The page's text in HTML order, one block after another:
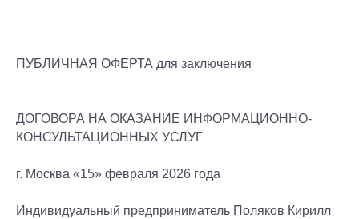
ПУБЛИЧНАЯ ОФЕРТА для заключения
ДОГОВОРА НА ОКАЗАНИЕ ИНФОРМАЦИОННО-
КОНСУЛЬТАЦИОННЫХ УСЛУГ
г. Москва «15» февраля 2026 года
Индивидуальный предприниматель Поляков Кирилл